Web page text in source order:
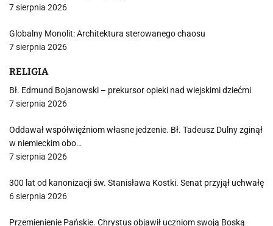
7 sierpnia 2026
Globalny Monolit: Architektura sterowanego chaosu
7 sierpnia 2026
RELIGIA
Bł. Edmund Bojanowski – prekursor opieki nad wiejskimi dziećmi
7 sierpnia 2026
Oddawał współwięźniom własne jedzenie. Bł. Tadeusz Dulny zginął
w niemieckim obo…
7 sierpnia 2026
300 lat od kanonizacji św. Stanisława Kostki. Senat przyjął uchwałę
6 sierpnia 2026
Przemienienie Pańskie. Chrystus objawił uczniom swoją Boską